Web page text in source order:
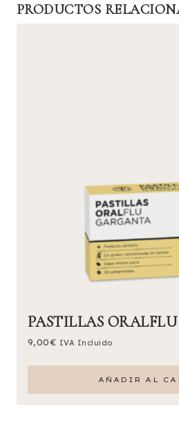
PRODUCTOS
PASTILLAS
9,00€ IVA Incluido
AÑADIR AL